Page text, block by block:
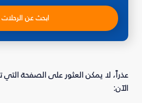
ابحث عن الرحلات
عذراً، لا يمكن العثور على الصفحة
الآن: